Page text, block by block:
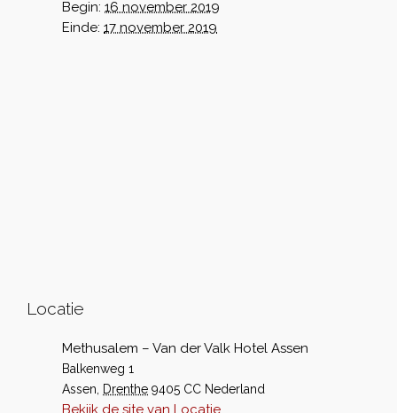
Begin: 16 november 2019
Einde: 17 november 2019
Locatie
Methusalem – Van der Valk Hotel Assen
Balkenweg 1
Assen
Drenthe 9405 CC Nederland
Bekijk de site van Locatie